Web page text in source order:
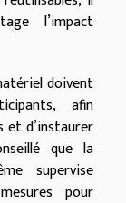
l’impact
doivent
afin
et d’instaurer
que la
supervise
pour